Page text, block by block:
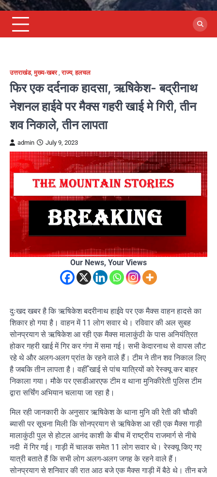
उत्तराखंड,मुख्य-खबर,राज्य,हलचल
फिर एक दर्दनाक हादसा, ऋषिकेश- बद्रीनाथ
नेशनल हाईवे पर मैक्स गहरी खाई मे गिरी, तीन
शव निकाले, तीन लापता
admin July 9, 2023
Our News, Your Views
दुःखद खबर है कि ऋषिकेश बदरीनाथ हाईवे पर एक मैक्स वाहन हादसे का
शिकार हो गया है। वाहन में 11 लोग सवार थे। रविवार की अल सुबह
सोनप्रयाग से ऋषिकेश आ रही एक मैक्स मालाकुंठी के पास अनियंत्रित
होकर गहरी खाई में गिर कर गंगा में समा गई। सभी केदारनाथ से वापस लौट
रहे थे और अलग-अलग प्रांत के रहने वाले हैं। टीम ने तीन शव निकाल लिए
है जबकि तीन लापता है। वहीँ खाई से पांच यात्रियों को रेस्क्यू कर बाहर
निकाला गया। मौके पर एसडीआरएफ टीम व थाना मुनिकीरेती पुलिस टीम
द्वारा सर्चिंग अभियान चलाया जा रहा है।
मिल रही जानकारी के अनुसार ऋषिकेश के थाना मुनि की रेती की चौकी
ब्यासी पर सूचना मिली कि सोनप्रयाग से ऋषिकेश आ रही एक मैक्स गाड़ी
मालाकुंठी पुल से होटल आनंद काशी के बीच में राष्ट्रीय राजमार्ग से नीचे
नदी में गिर गई। गाड़ी में चालक समेत 11 लोग सवार थे। रेस्क्यू किए गए
यात्री बताते हैं कि सभी लोग अलग-अलग जगह के रहने वाले हैं।
सोनप्रयाग से शनिवार की रात आठ बजे एक मैक्स गाड़ी में बैठे थे। तीन बजे